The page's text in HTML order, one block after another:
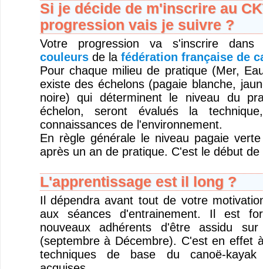
Si je décide de m'inscrire au
progression vais je suivre ?
Votre progression va s'inscrire
couleursde la fédération française de
Pour chaque milieu de pratique (Mer,
existe des échelons (pagaie blanche,
noire) qui déterminent le niveau du
échelon, seront évalués la
connaissances de l'environnement.
En règle générale le niveau pagaie
après un an de pratique. C'est le début de
L'apprentissage est il long ?
Il dépendra avant tout de votre
aux séances d'entrainement. Il est
nouveaux adhérents d'être assidu
(septembre à Décembre). C'est en effet
techniques de base du canoë-